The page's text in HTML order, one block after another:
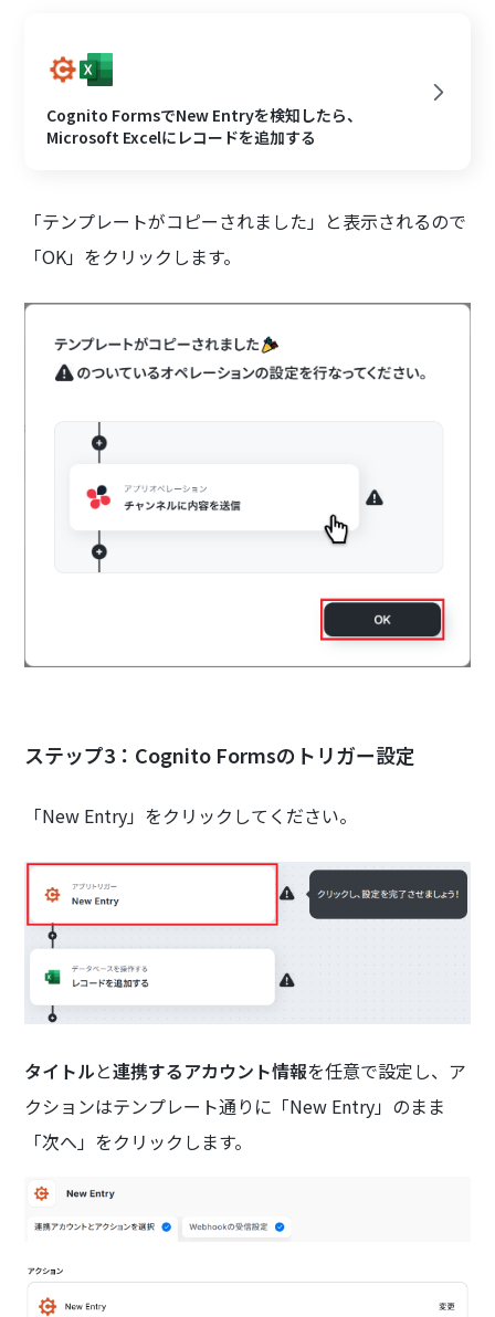
Cognito FormsでNew Entryを検知したら、
Microsoft Excelにレコードを追加する
「テンプレートがコピーされました」と表示されるので
「OK」をクリックします。
‍‍ステップ3：Cognito Formsのトリガー設定
「New Entry」をクリックしてください。
タイトルと連携するアカウント情報を任意で設定し、ア
クションはテンプレート通りに「New Entry」のまま
「次へ」をクリックします。